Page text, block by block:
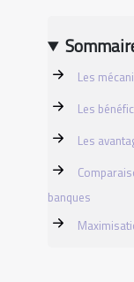
Les
Les
Les
banques